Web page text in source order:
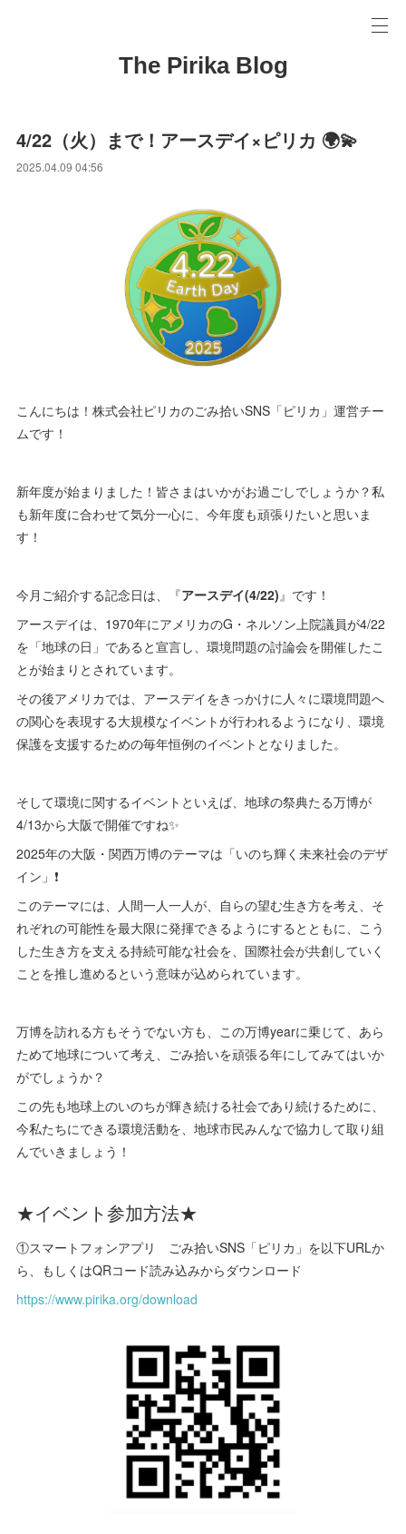
The Pirika Blog
4/22（火）まで！アースデイ×ピリカ 🌍💫
2025.04.09 04:56
こんにちは！株式会社ピリカのごみ拾いSNS「ピリカ」運営チー
ムです！
新年度が始まりました！皆さまはいかがお過ごしでしょうか？私
も新年度に合わせて気分一心に、今年度も頑張りたいと思いま
す！
今月ご紹介する記念日は、『アースデイ(4/22) 』です！
アースデイは、1970年にアメリカのG・ネルソン上院議員が4/22
を「地球の日」であると宣言し、環境問題の討論会を開催したこ
とが始まりとされています。
その後アメリカでは、アースデイをきっかけに人々に環境問題へ
の関心を表現する大規模なイベントが行われるようになり、環境
保護を支援するための毎年恒例のイベントとなりました。
そして環境に関するイベントといえば、地球の祭典たる万博が
4/13から大阪で開催ですね✨
2025年の大阪・関西万博のテーマは「いのち輝く未来社会のデザ
イン」❗️
このテーマには、人間一人一人が、自らの望む生き方を考え、そ
れぞれの可能性を最大限に発揮できるようにするとともに、こう
した生き方を支える持続可能な社会を、国際社会が共創していく
ことを推し進めるという意味が込められています。
万博を訪れる方もそうでない方も、この万博yearに乗じて、あら
ためて地球について考え、ごみ拾いを頑張る年にしてみてはいか
がでしょうか？
この先も地球上のいのちが輝き続ける社会であり続けるために、
今私たちにできる環境活動を、地球市民みんなで協力して取り組
んでいきましょう！
★イベント参加方法★
①スマートフォンアプリ ごみ拾いSNS「ピリカ」を以下URLか
ら、もしくはQRコード読み込みからダウンロード
https://www.pirika.org/download